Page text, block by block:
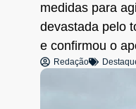
medidas para
devastada pelo
e confirmou o
Redação